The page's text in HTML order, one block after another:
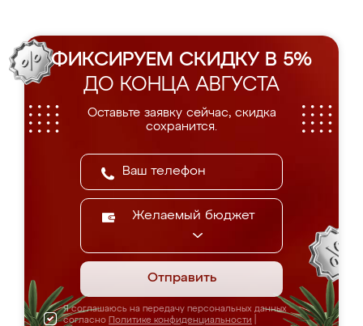
ФИКСИРУЕМ СКИДКУ В 5%
ДО КОНЦА АВГУСТА
Оставьте заявку сейчас, скидка
сохранится.
Желаемый бюджет
Отправить
Я соглашаюсь на передачу персональных данных
согласно Политике конфиденциальности